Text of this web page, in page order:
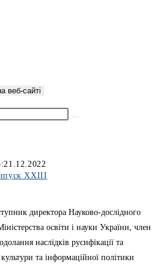
веб-сайті
21.12.2022
XXIII
директора Науково-дослідного
освіти і науки України, член
наслідків русифікації та
та інформаційної політики